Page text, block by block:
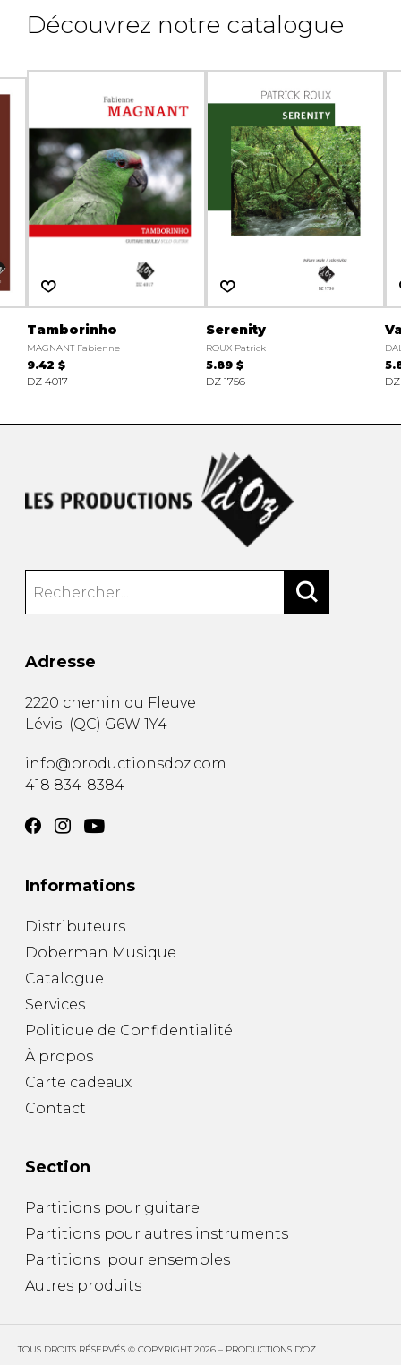
Découvrez notre catalogue
Tamborinho
MAGNANT Fabienne
9.42 $
DZ 4017
Serenity
ROUX Patrick
5.89 $
DZ 1756
Adresse
2220 chemin du Fleuve
Lévis (QC) G6W 1Y4
info@productionsdoz.com
418 834-8384
Informations
Distributeurs
Doberman Musique
Catalogue
Services
Politique de Confidentialité
À propos
Carte cadeaux
Contact
Section
Partitions pour guitare
Partitions pour autres instruments
Partitions pour ensembles
Autres produits
TOUS DROITS RÉSERVÉS © COPYRIGHT 2026 – PRODUCTIONS D'OZ